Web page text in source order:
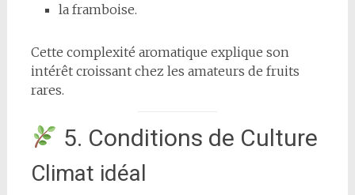
la framboise.
Cette complexité aromatique explique son
intérêt croissant chez les amateurs de fruits
rares.
5. Conditions de Culture
Climat idéal